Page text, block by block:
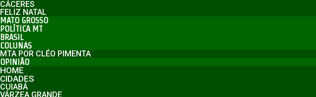
CÁCERES
FELIZ NATAL
MATO GROSSO
POLÍTICA MT
BRASIL
COLUNAS
MTA POR CLÉO PIMENTA
OPINIÃO
HOME
CIDADES
CUIABÁ
VÁRZEA GRANDE